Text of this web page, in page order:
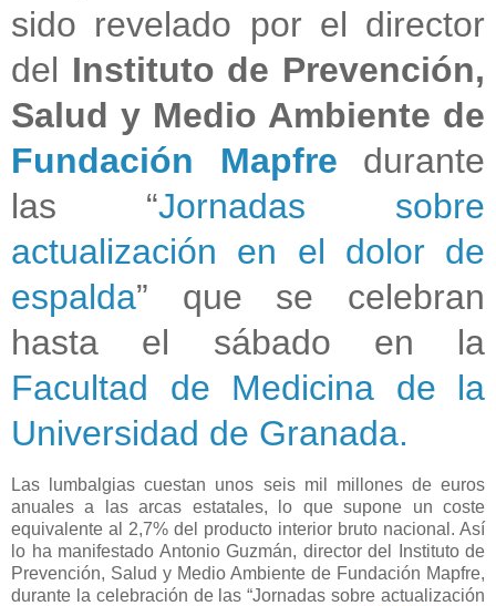
sido revelado por el director
del Instituto de Prevención,
Salud y Medio Ambiente de
Fundación Mapfre durante
las “Jornadas sobre
actualización en el dolor de
espalda” que se celebran
hasta el sábado en la
Facultad de Medicina de la
Universidad de Granada.
Las lumbalgias cuestan unos seis mil millones de euros
anuales a las arcas estatales, lo que supone un coste
equivalente al 2,7% del producto interior bruto nacional. Así
lo ha manifestado Antonio Guzmán, director del Instituto de
Prevención, Salud y Medio Ambiente de Fundación Mapfre,
durante la celebración de las “Jornadas sobre actualización